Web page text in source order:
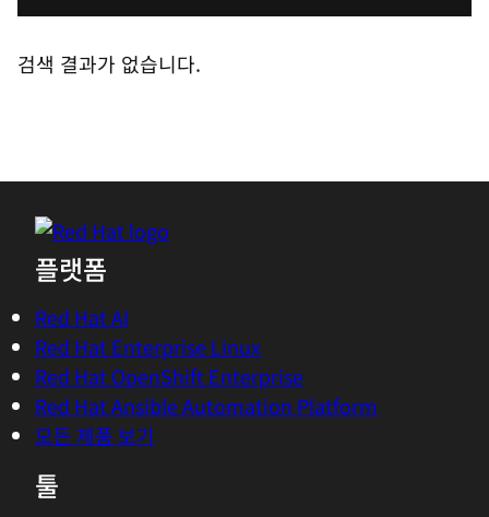
검색 결과가 없습니다.
플랫폼
Red Hat AI
Red Hat Enterprise Linux
Red Hat OpenShift Enterprise
Red Hat Ansible Automation Platform
모든 제품 보기
툴